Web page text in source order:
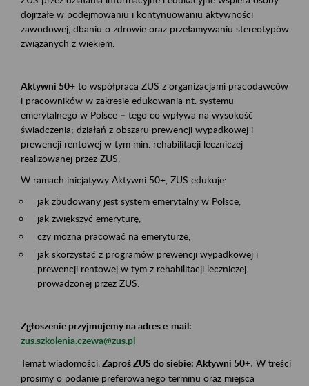
dojrzałe w podejmowaniu i kontynuowaniu aktywności
zawodowej, dbaniu o zdrowie oraz przełamywaniu stereotypów
związanych z wiekiem.
Aktywni 50+ to współpraca ZUS z organizacjami pracodawców
i pracowników w zakresie edukowania nt. systemu
emerytalnego w Polsce – tego co wpływa na wysokość
świadczenia; działań z obszaru prewencji wypadkowej i
prewencji rentowej w tym min. rehabilitacji leczniczej
realizowanej przez ZUS.
W ramach inicjatywy Aktywni 50+, ZUS edukuje:
jak zbudowany jest system emerytalny w Polsce,
jak zwiększyć emeryturę,
czy można pracować na emeryturze,
jak skorzystać z programów prewencji wypadkowej i
prewencji rentowej w tym z rehabilitacji leczniczej
prowadzonej przez ZUS.
Zgłoszenie przyjmujemy na adres e-mail:
zus.szkolenia.czewa@zus.pl
Temat wiadomości:Zaproś ZUS do siebie: Aktywni 50+. W treści
prosimy o podanie preferowanego terminu oraz miejsca